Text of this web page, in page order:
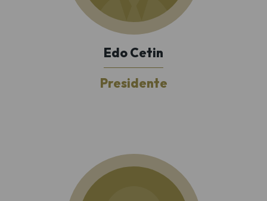
Edo Cetin
Presidente